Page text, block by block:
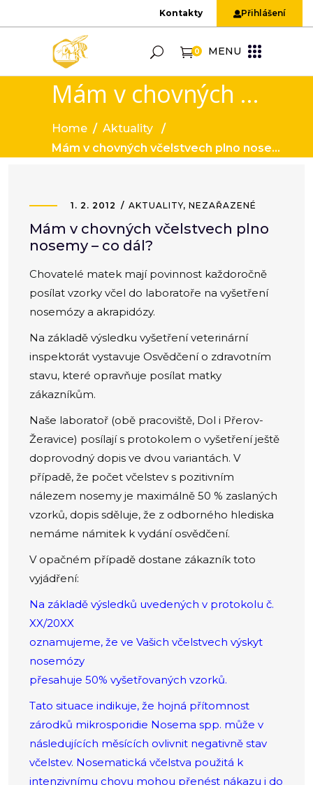
Kontakty Přihlášení
0 MENU
Mám v chovných včelstvech plno nosemy – co dál?
Home / Aktuality
/
Mám v chovných včelstvech plno nosemy – co dál?
1. 2. 2012 AKTUALITY,NEZAŘAZENÉ
Mám v chovných včelstvech plno
nosemy – co dál?
Chovatelé matek mají povinnost každoročně
posílat vzorky včel do laboratoře na vyšetření
nosemózy a akrapidózy.
Na základě výsledku vyšetření veterinární
inspektorát vystavuje Osvědčení o zdravotním
stavu, které opravňuje posílat matky
zákazníkům.
Naše laboratoř (obě pracoviště, Dol i Přerov-
Žeravice) posílají s protokolem o vyšetření ještě
doprovodný dopis ve dvou variantách. V
případě, že počet včelstev s pozitivním
nálezem nosemy je maximálně 50 % zaslaných
vzorků, dopis sděluje, že z odborného hlediska
nemáme námitek k vydání osvědčení.
V opačném případě dostane zákazník toto
vyjádření:
Na základě výsledků uvedených v protokolu č.
XX/20XX
oznamujeme, že ve Vašich včelstvech výskyt
nosemózy
přesahuje 50% vyšetřovaných vzorků.
Tato situace indikuje, že hojná přítomnost
zárodků mikrosporidie Nosema spp. může v
následujících měsících ovlivnit negativně stav
včelstev. Nosematická včelstva použitá k
intenzivnímu chovu mohou přenést nákazu i do